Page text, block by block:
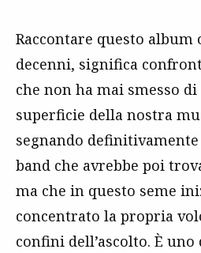
Raccontare questo album
decenni, significa
che non ha mai smesso
superficie della nostra
segnando
band che avrebbe poi
ma che in questo seme
concentrato la propria
confini dell’ascolto. È